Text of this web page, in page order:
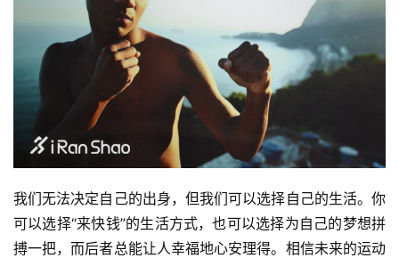
我们无法决定自己的出身，但我们可以选择自己的生活。你
可以选择“来快钱”的生活方式，也可以选择为自己的梦想拼
搏一把，而后者总能让人幸福地心安理得。相信未来的运动